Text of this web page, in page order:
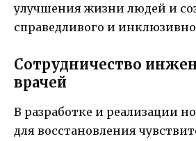
улучшения жизни людей и
справедливого и
Сотрудничество
врачей
В разработке и реализации
для восстановления